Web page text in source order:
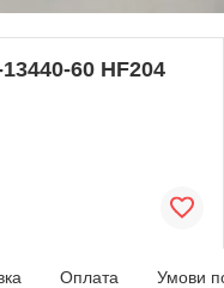
60 HF204
Оплата Умови